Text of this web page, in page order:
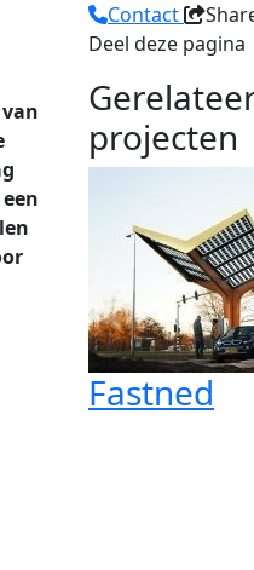
Contact
Deel deze pagina
projecten
Fastned